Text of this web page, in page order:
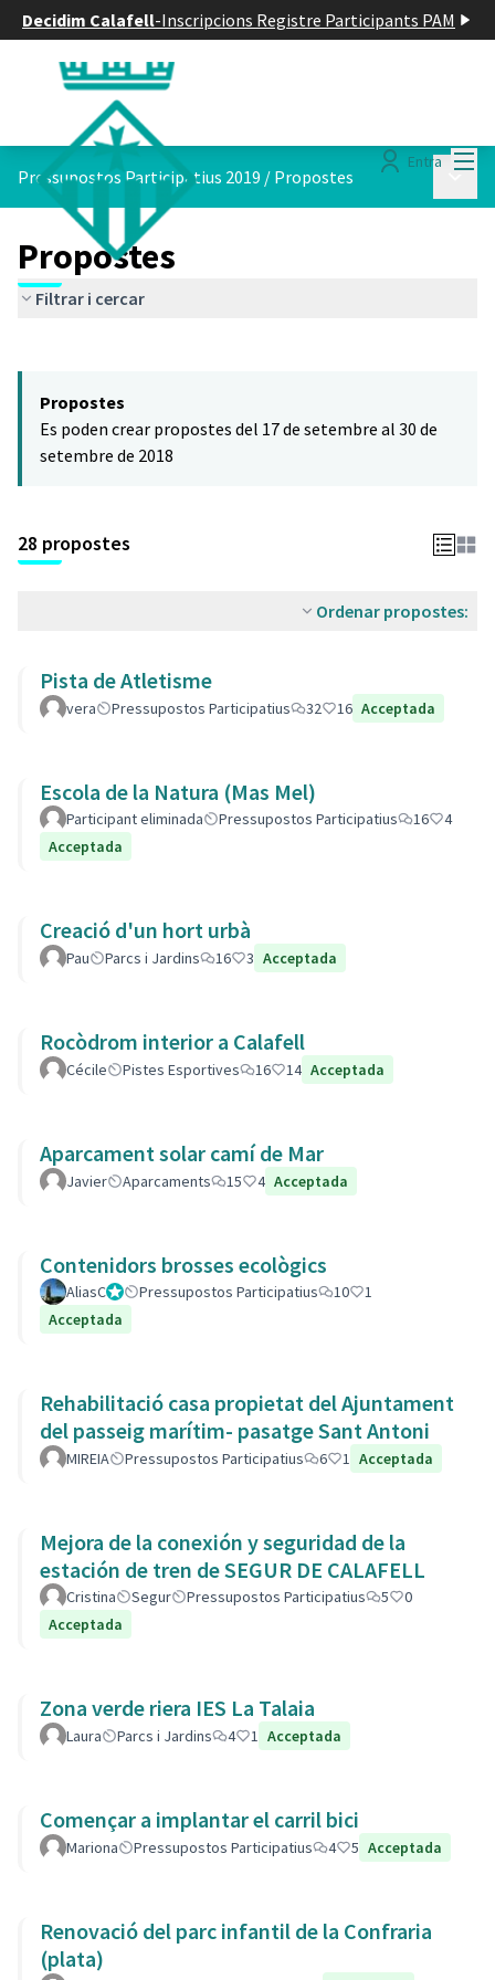
Decidim Calafell-Inscripcions Registre Participants PAM
Entra
Pressupostos Participatius 2019 / Propostes
Propostes
Filtrar i cercar
−
Propostes
Es poden crear propostes del 17 de setembre al 30 de
setembre de 2018
28 propostes
Ordenar propostes:
Pista de Atletisme
vera Pressupostos Participatius 32 16 Acceptada
Escola de la Natura (Mas Mel)
Participant eliminada Pressupostos Participatius 16
4
Acceptada
Creació d'un hort urbà
Pau Parcs i Jardins 16 3 Acceptada
Rocòdrom interior a Calafell
Cécile Pistes Esportives 16 14 Acceptada
Aparcament solar camí de Mar
Javier Aparcaments 15 4 Acceptada
Contenidors brosses ecològics
AliasCGestorPressupostos Participatius 10
1
Acceptada
Rehabilitació casa propietat del Ajuntament
del passeig marítim- pasatge Sant Antoni
MIREIA Pressupostos Participatius 6 1 Acceptada
Mejora de la conexión y seguridad de la
estación de tren de SEGUR DE CALAFELL
Cristina Segur Pressupostos Participatius 5
0
Acceptada
Zona verde riera IES La Talaia
Laura Parcs i Jardins 4 1 Acceptada
Començar a implantar el carril bici
Mariona Pressupostos Participatius 4 5 Acceptada
Renovació del parc infantil de la Confraria
(plata)